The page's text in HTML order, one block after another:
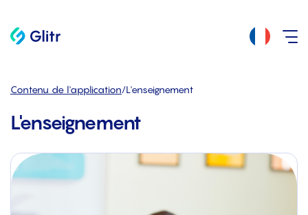
Contenu de l'application/L'enseignement
L'enseignement